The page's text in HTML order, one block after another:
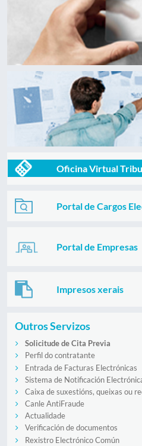
Oficina Virtual
Portal de Cargos
Portal de Empresas
Impresos xerais
Outros Servizos
Solicitude de Cita Previa
Perfil do contratante
Entrada de Facturas Electrónicas
Sistema de Notificación
Caixa de suxestións, queixas ou
Canle AntiFraude
Actualidade
Verificación de documentos
Rexistro Electrónico Común